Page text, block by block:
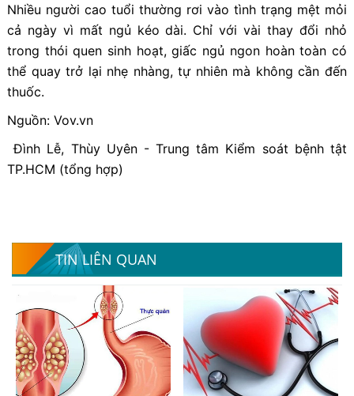
Nhiều người cao tuổi thường rơi vào tình trạng mệt mỏi
cả ngày vì mất ngủ kéo dài. Chỉ với vài thay đổi nhỏ
trong thói quen sinh hoạt, giấc ngủ ngon hoàn toàn có
thể quay trở lại nhẹ nhàng, tự nhiên mà không cần đến
thuốc.
Nguồn: Vov.vn
Đình Lễ, Thùy Uyên - Trung tâm Kiểm soát bệnh tật
TP.HCM (tổng hợp)
TIN LIÊN QUAN